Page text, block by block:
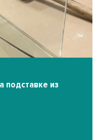
подставке из